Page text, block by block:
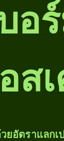
อ
เ
ยอัตราแลก